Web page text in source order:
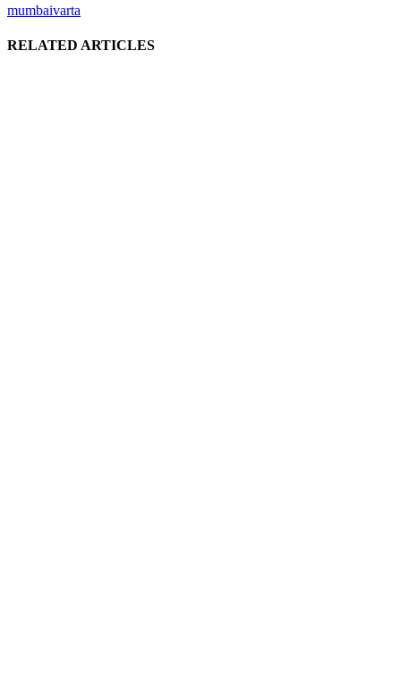
mumbaivarta
RELATED ARTICLES